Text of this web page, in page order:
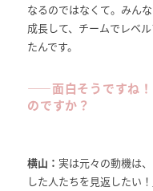
なるのではなくて。みん
成長して、チームでレベ
たんです。
――面白そうですね
のですか？
横山： 実は元々の動機は
した人たちを見返したい